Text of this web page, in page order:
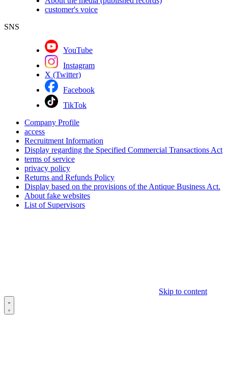
customer's voice
SNS
YouTube
Instagram
X (Twitter)
Facebook
TikTok
Company Profile
access
Recruitment Information
Display regarding the Specified Commercial Transactions Act
terms of service
privacy policy
Returns and Refunds Policy
Display based on the provisions of the Antique Business Act.
About fake websites
List of Supervisors
Skip to content